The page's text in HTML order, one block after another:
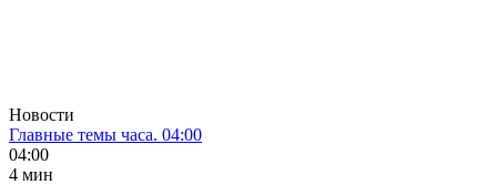
Новости
Главные темы часа. 04:00
04:00
4 мин